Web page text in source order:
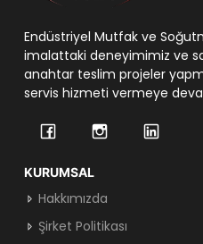
Endüstriyel Mutfak ve
imalattaki deneyimimiz ve
anahtar teslim projeler
servis hizmeti vermeye
KURUMSAL
Hakkımızda
Şirket Politikası